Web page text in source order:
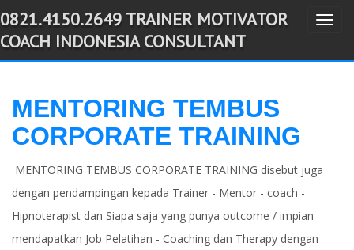
-->
T
g
0821.4150.2649 TRAINER MOTIVATOR
COACH INDONESIA CONSULTANT
MENTORING TEMBUS
CORPORATE TRAINING
MENTORING TEMBUS CORPORATE TRAINING disebut juga
dengan pendampingan kepada Trainer - Mentor - coach -
Hipnoterapist dan Siapa saja yang punya outcome / impian
mendapatkan Job Pelatihan - Coaching dan Therapy dengan